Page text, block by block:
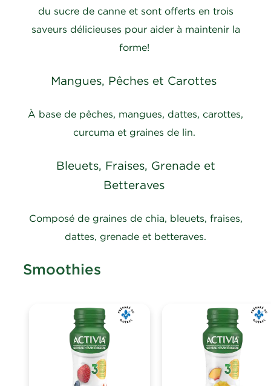
du sucre de canne et sont offerts en trois
saveurs délicieuses pour aider à maintenir la
forme!
Mangues, Pêches et Carottes
À base de pêches, mangues, dattes, carottes,
curcuma et graines de lin.
Bleuets, Fraises, Grenade et
Betteraves
Composé de graines de chia, bleuets, fraises,
dattes, grenade et betteraves.
Smoothies